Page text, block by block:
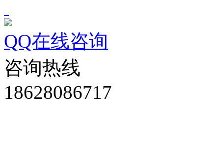
QQ在线咨询
咨询热线
18628086717